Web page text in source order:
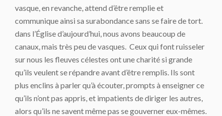
vasque, en revanche, attend d’être remplie et
communique ainsi sa surabondance sans se faire de tort.
dans l’Église d’aujourd’hui, nous avons beaucoup de
canaux, mais très peu de vasques. Ceux qui font ruisseler
sur nous les fleuves célestes ont une charité si grande
qu’ils veulent se répandre avant d’être remplis. Ils sont
plus enclins à parler qu’à écouter, prompts à enseigner ce
qu’ils n’ont pas appris, et impatients de diriger les autres,
alors qu’ils ne savent même pas se gouverner eux-mêmes.